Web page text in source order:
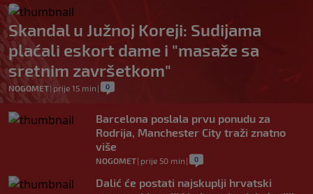
Skandal u Južnoj Koreji: Sudijama
plaćali eskort dame i "masaže sa
sretnim završetkom"
NOGOMET| prije 15 min | 0
Barcelona poslala prvu ponudu za
Rodrija, Manchester City traži znatno
više
NOGOMET| prije 50 min | 0
Dalić će postati najskuplji hrvatski